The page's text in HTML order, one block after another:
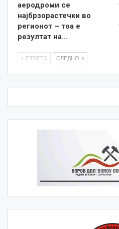
аеродроми се
најбрзорастечки во
регионот – тоа е
резултат на…
ПТРЕТХ СЛЕДНО